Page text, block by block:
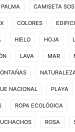
CAMISETA
COLORES
HIELO HOJA
LAVA MAR
NACIONAL PLAYA
ROPA ECOLÓGICA
ROSA